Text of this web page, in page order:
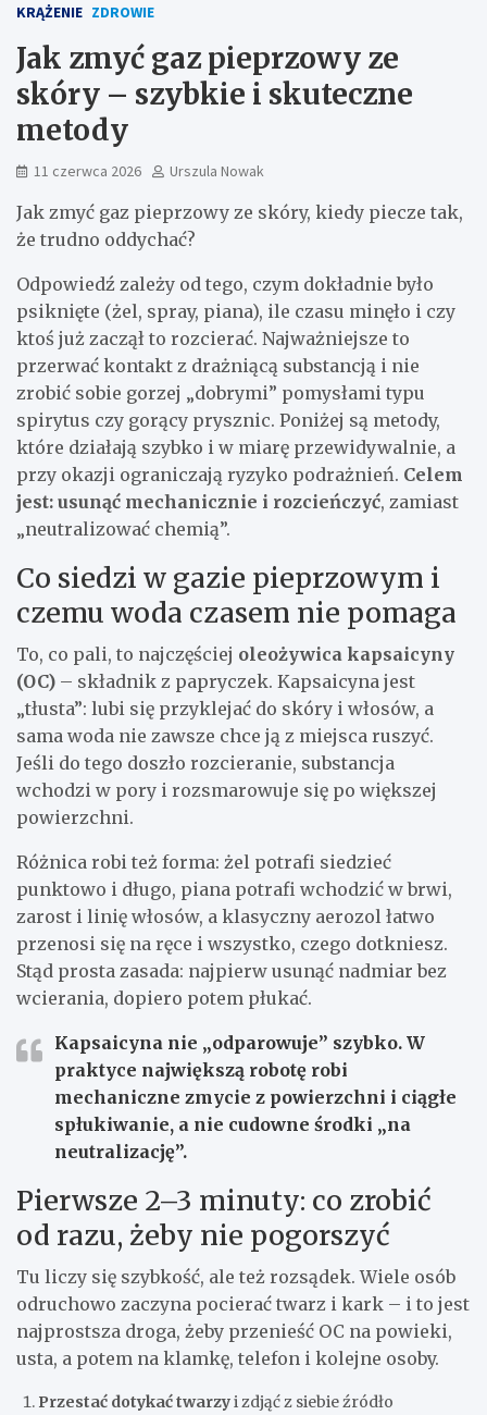
KRĄŻENIE ZDROWIE
Jak zmyć gaz pieprzowy ze
skóry – szybkie i skuteczne
metody
11 czerwca 2026 Urszula Nowak
Jak zmyć gaz pieprzowy ze skóry, kiedy piecze tak,
że trudno oddychać?
Odpowiedź zależy od tego, czym dokładnie było
psiknięte (żel, spray, piana), ile czasu minęło i czy
ktoś już zaczął to rozcierać. Najważniejsze to
przerwać kontakt z drażniącą substancją i nie
zrobić sobie gorzej „dobrymi” pomysłami typu
spirytus czy gorący prysznic. Poniżej są metody,
które działają szybko i w miarę przewidywalnie, a
przy okazji ograniczają ryzyko podrażnień. Celem
jest: usunąć mechanicznie i rozcieńczyć, zamiast
„neutralizować chemią”.
Co siedzi w gazie pieprzowym i
czemu woda czasem nie pomaga
To, co pali, to najczęściej oleożywica kapsaicyny
(OC) – składnik z papryczek. Kapsaicyna jest
„tłusta”: lubi się przyklejać do skóry i włosów, a
sama woda nie zawsze chce ją z miejsca ruszyć.
Jeśli do tego doszło rozcieranie, substancja
wchodzi w pory i rozsmarowuje się po większej
powierzchni.
Różnica robi też forma: żel potrafi siedzieć
punktowo i długo, piana potrafi wchodzić w brwi,
zarost i linię włosów, a klasyczny aerozol łatwo
przenosi się na ręce i wszystko, czego dotkniesz.
Stąd prosta zasada: najpierw usunąć nadmiar bez
wcierania, dopiero potem płukać.
Kapsaicyna nie „odparowuje” szybko. W
praktyce największą robotę robi
mechaniczne zmycie z powierzchni i ciągłe
spłukiwanie, a nie cudowne środki „na
neutralizację”.
Pierwsze 2–3 minuty: co zrobić
od razu, żeby nie pogorszyć
Tu liczy się szybkość, ale też rozsądek. Wiele osób
odruchowo zaczyna pocierać twarz i kark – i to jest
najprostsza droga, żeby przenieść OC na powieki,
usta, a potem na klamkę, telefon i kolejne osoby.
Przestać dotykać twarzyi zdjąć z siebie źródło